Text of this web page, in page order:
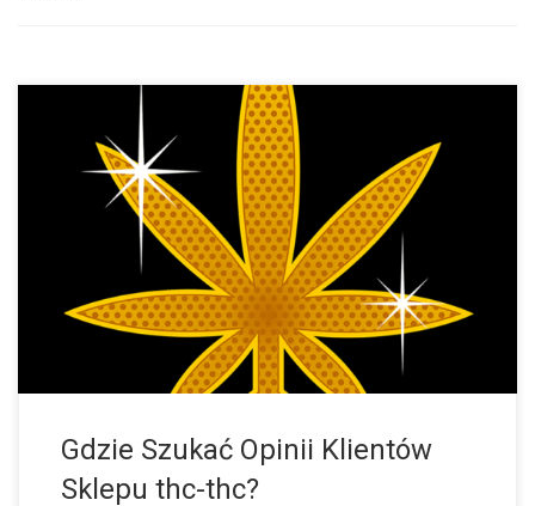
Gdzie Szukać Opinii Klientów Sklepu z Nasionami Marihuany
THC-THC? Chcesz […]
Gdzie Szukać Opinii Klientów
Sklepu thc-thc?